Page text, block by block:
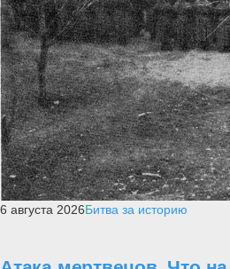
6 августа 2026Битва за историю